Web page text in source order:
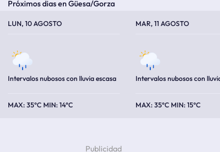
Próximos dias en Güesa/Gorza
LUN, 10 AGOSTO
Intervalos nubosos con lluvia escasa
35ºC 14ºC
MAR, 11 AGOSTO
Intervalos nubosos con
35ºC 15ºC